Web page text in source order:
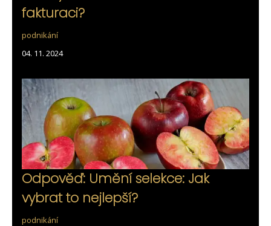
fakturaci?
podnikání
04. 11. 2024
Odpověď: Umění selekce: Jak
vybrat to nejlepší?
podnikání